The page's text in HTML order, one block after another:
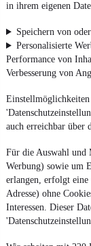
in ihrem eigenen
Speichern von
Personalisierte
Performance von
Verbesserung von
auch erreichbar über
Für die Auswahl und
Werbung) sowie um
erlangen, erfolgt eine
Adresse) ohne
Interessen. Dieser